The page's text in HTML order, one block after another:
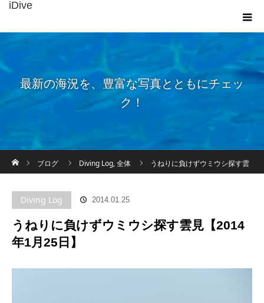
iDive
最新の海況を、豊富な写真とともにチェッ
ク！
ブログ
Diving Log,全体 うねりに負けずウミウシ探す雲
Diving Log 2014.01.25
うねりに負けずウミウシ探す雲見【2014
年1月25日】